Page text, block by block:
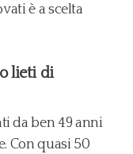
è a scelta
lieti di
da ben 49 anni
Con quasi 50